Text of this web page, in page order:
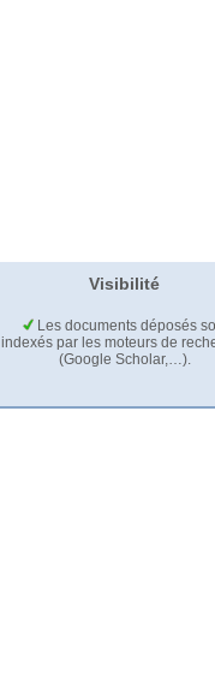
Visibilité
Les documents déposés
indexés par les moteurs de
(Google Scholar,…).